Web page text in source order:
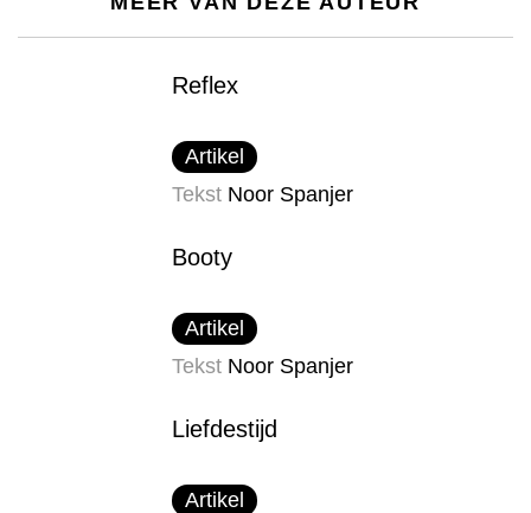
Reflex
Artikel
Tekst Noor Spanjer
Booty
Artikel
Tekst Noor Spanjer
Liefdestijd
Artikel